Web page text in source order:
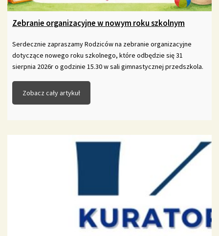
Zebranie organizacyjne w nowym roku szkolnym
Serdecznie zapraszamy Rodziców na zebranie organizacyjne
dotyczące nowego roku szkolnego, które odbędzie się 31
sierpnia 2026r o godzinie 15.30 w sali gimnastycznej przedszkola.
Zobacz cały artykuł